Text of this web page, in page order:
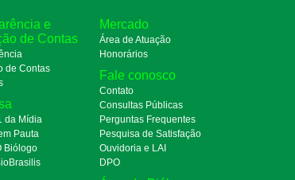
e
de Contas
de Contas
da Mídia
Pauta
Biólogo
Mercado
Área de Atuação
Honorários
Fale conosco
Contato
Consultas Públicas
Perguntas Frequentes
Pesquisa de Satisfação
Ouvidoria e LAI
DPO